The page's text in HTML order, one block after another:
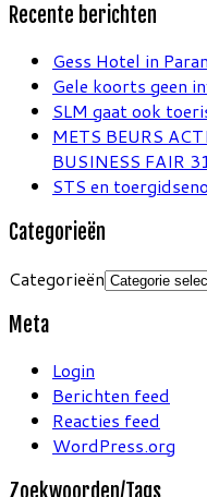
Recente berichten
Gess Hotel in
Gele koorts geen
SLM gaat ook
METS BEURS
BUSINESS FAIR
STS en
Categorieën
Categorieën
Meta
Login
Berichten feed
Reacties feed
WordPress.org
Zoekwoorden/Tags